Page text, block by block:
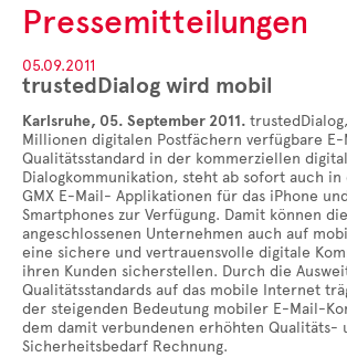
Pressemitteilungen
05.09.2011
trustedDialog wird mobil
Karlsruhe, 05. September 2011.
Millionen digitalen Postfächern verfügbare
Qualitätsstandard in der kommerziellen
Dialogkommunikation, steht ab sofort auch in
GMX E-Mail- Applikationen für das iPhone
Smartphones zur Verfügung. Damit können
angeschlossenen Unternehmen auch auf
eine sichere und vertrauensvolle digitale
ihren Kunden sicherstellen. Durch die
Qualitätsstandards auf das mobile Internet
der steigenden Bedeutung mobiler E-Mail-
dem damit verbundenen erhöhten Qualitäts-
Sicherheitsbedarf Rechnung.